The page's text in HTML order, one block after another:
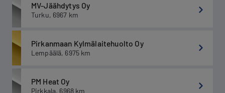
MV-Jäähdytys Oy
Turku, 6967 km
Pirkanmaan Kylmälaitehuolto Oy
Lempäälä, 6975 km
PM Heat Oy
Pirkkala, 6968 km